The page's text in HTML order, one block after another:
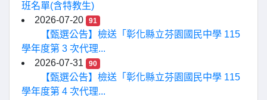
班名單(含特教生)
2026-07-20
91
【甄選公告】檢送「彰化縣立芬園國民中學 115
學年度第 3 次代理...
2026-07-31
90
【甄選公告】檢送「彰化縣立芬園國民中學 115
學年度第 4 次代理...